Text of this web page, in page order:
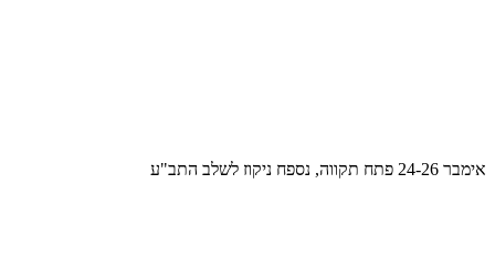
אימבר 24-26 פתח תקווה, נספח ניקוז לשלב התב"ע